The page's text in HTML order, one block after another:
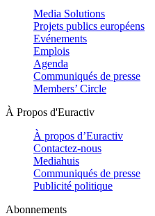
Media Solutions
Projets publics européens
Evénements
Emplois
Agenda
Communiqués de presse
Members’ Circle
À Propos d'Euractiv
À propos d’Euractiv
Contactez-nous
Mediahuis
Communiqués de presse
Publicité politique
Abonnements